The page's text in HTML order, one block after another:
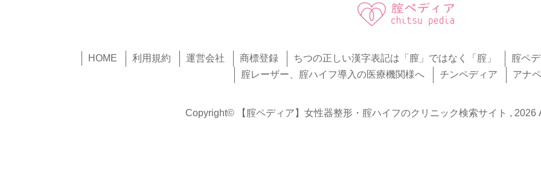
HOME 利用規約 運営会社 商標登録 ちつの正しい漢字表記は「膣」ではなく「腟」
腟ペ
腟レーザー、腟ハイフ導入の医療機関様へ
チンペディア アナ
Copyright© 【腟ペディア】女性器整形・腟ハイフのクリニック検索サイト , 2026